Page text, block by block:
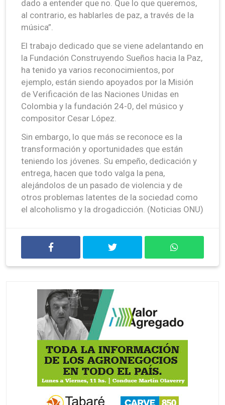
dado a entender que no. Que lo que queremos,
al contrario, es hablarles de paz, a través de la
música”.
El trabajo dedicado que se viene adelantando en
la Fundación Construyendo Sueños hacia la Paz,
ha tenido ya varios reconocimientos, por
ejemplo, están siendo apoyados por la Misión
de Verificación de las Naciones Unidas en
Colombia y la fundación 24-0, del músico y
compositor Cesar López.
Sin embargo, lo que más se reconoce es la
transformación y oportunidades que están
teniendo los jóvenes. Su empeño, dedicación y
entrega, hacen que todo valga la pena,
alejándolos de un pasado de violencia y de
otros problemas latentes de la sociedad como
el alcoholismo y la drogadicción. (Noticias ONU)